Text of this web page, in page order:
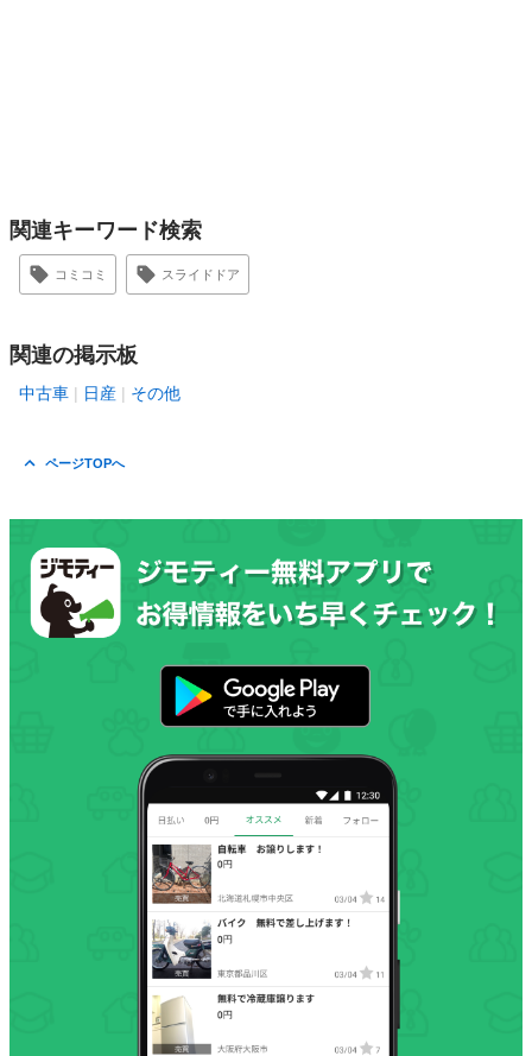
関連キーワード検索
コミコミ スライドドア
関連の掲示板
中古車 日産 その他
ページTOPへ